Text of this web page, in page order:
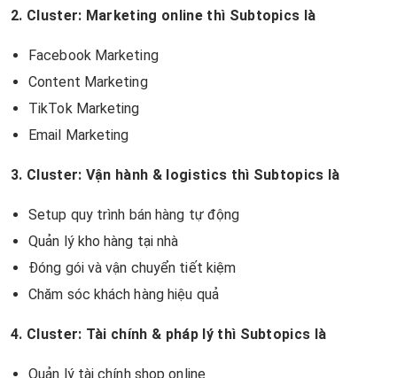
2. Cluster: Marketing online thì Subtopics là
Facebook Marketing
Content Marketing
TikTok Marketing
Email Marketing
3. Cluster: Vận hành & logistics thì Subtopics là
Setup quy trình bán hàng tự động
Quản lý kho hàng tại nhà
Đóng gói và vận chuyển tiết kiệm
Chăm sóc khách hàng hiệu quả
4. Cluster: Tài chính & pháp lý thì Subtopics là
Quản lý tài chính shop online